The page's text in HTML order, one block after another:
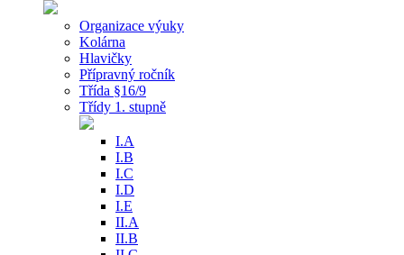
Organizace výuky
Kolárna
Hlavičky
Přípravný ročník
Třída §16/9
Třídy 1. stupně
I.A
I.B
I.C
I.D
I.E
II.A
II.B